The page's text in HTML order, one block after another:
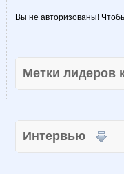
Вы не авторизованы!
Метки
Интервью